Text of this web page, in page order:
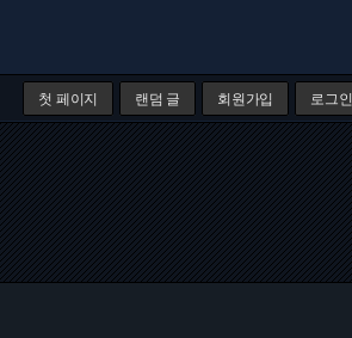
첫 페이지 랜덤 글 회원가입 로그인